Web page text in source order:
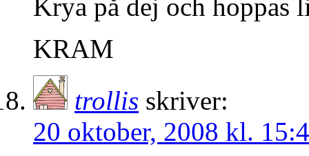
Krya på dej och
KRAM
trollis skriver:
20 oktober, 2008 kl.